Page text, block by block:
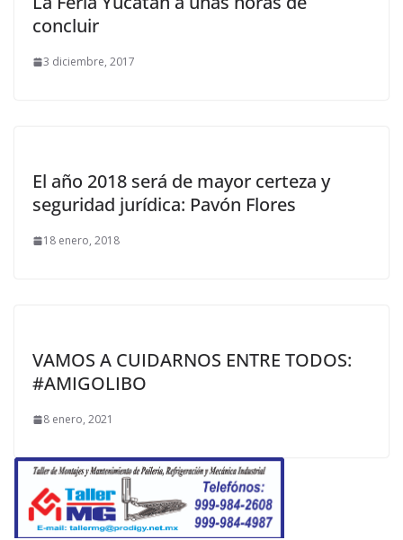
concluir
3 diciembre, 2017
El año 2018 será de mayor certeza y
seguridad jurídica: Pavón Flores
18 enero, 2018
VAMOS A CUIDARNOS ENTRE TODOS:
#AMIGOLIBO
8 enero, 2021